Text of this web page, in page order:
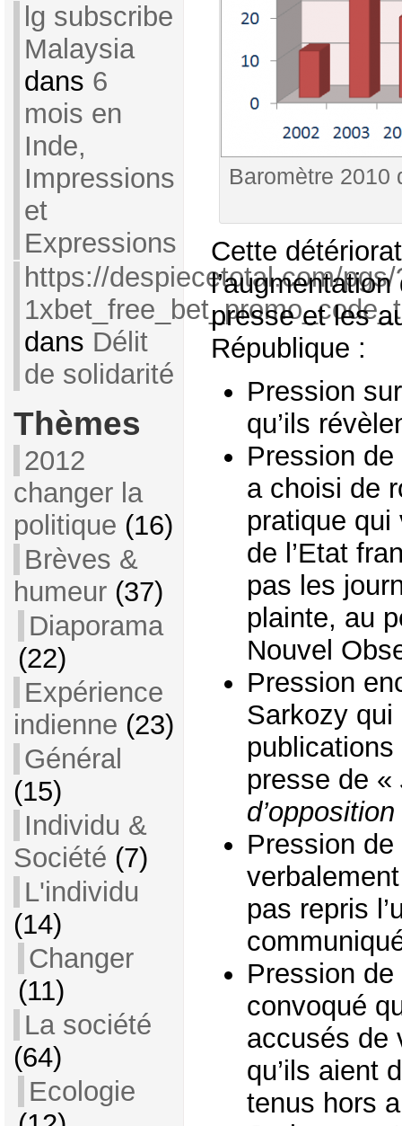
lg subscribe
Malaysia
dans 6
mois en
Inde,
Impressions
et
Expressions
https://despiecetotal.com/pgs/
dans Délit
de solidarité
Thèmes
2012
changer la
politique (16)
Brèves &
humeur(37)
Diaporama
(22)
Expérience
indienne (23)
Général
(15)
Individu &
Société (7)
L'individu
(14)
Changer
(11)
La société
(64)
Ecologie
Baromètre 2010
Cette
presse et les
République :
Pression
qu’ils
Pression
a choisi de
pratique
de l’Etat
pas les
plainte, au
Nouvel
Pression
Sarkozy
presse de «
Pression de
verbalement
pas repris
Pression
convoqué
accusés de
qu’ils aient
tenus hors